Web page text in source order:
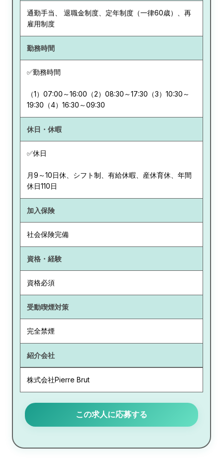
通勤手当、 退職金制度、定年制度（一律60歳）、再
雇用制度
勤務時間
✅勤務時間
（1）07:00～16:00（2）08:30～17:30（3）10:30～
19:30（4）16:30～09:30
休日・休暇
✅休日
月9～10日休、シフト制、有給休暇、産休育休、年間
休日110日
加入保険
社会保険完備
資格・経験
資格必須
受動喫煙対策
完全禁煙
紹介会社
株式会社Pierre Brut
この求人に応募する